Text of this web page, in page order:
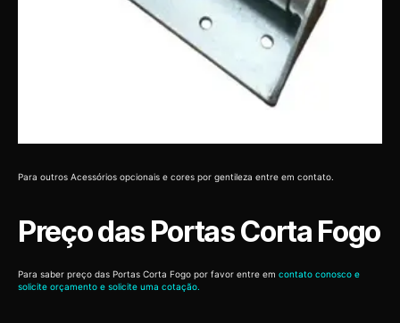
Para outros Acessórios opcionais e cores por gentileza entre em contato.
Preço das Portas Corta Fogo
Para saber preço das Portas Corta Fogo por favor entre em contato conosco e
solicite orçamento e solicite uma cotação.